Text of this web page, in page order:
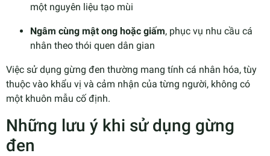
một nguyên liệu tạo mùi
Ngâm cùng mật ong hoặc giấm, phục vụ nhu cầu cá
nhân theo thói quen dân gian
Việc sử dụng gừng đen thường mang tính cá nhân hóa, tùy
thuộc vào khẩu vị và cảm nhận của từng người, không có
một khuôn mẫu cố định.
Những lưu ý khi sử dụng gừng
đen